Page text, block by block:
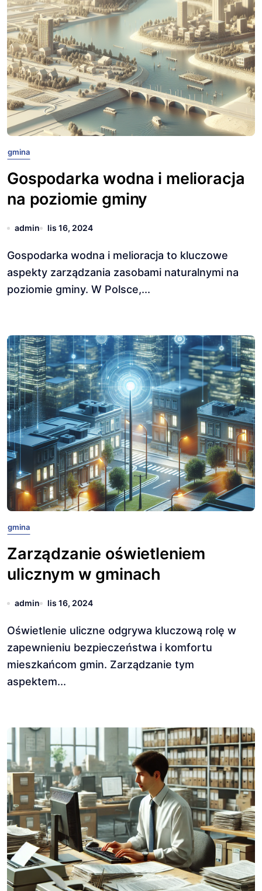
gmina
Gospodarka wodna i melioracja
na poziomie gminy
admin lis 16, 2024
Gospodarka wodna i melioracja to kluczowe
aspekty zarządzania zasobami naturalnymi na
poziomie gminy. W Polsce,...
gmina
Zarządzanie oświetleniem
ulicznym w gminach
admin lis 16, 2024
Oświetlenie uliczne odgrywa kluczową rolę w
zapewnieniu bezpieczeństwa i komfortu
mieszkańcom gmin. Zarządzanie tym
aspektem...